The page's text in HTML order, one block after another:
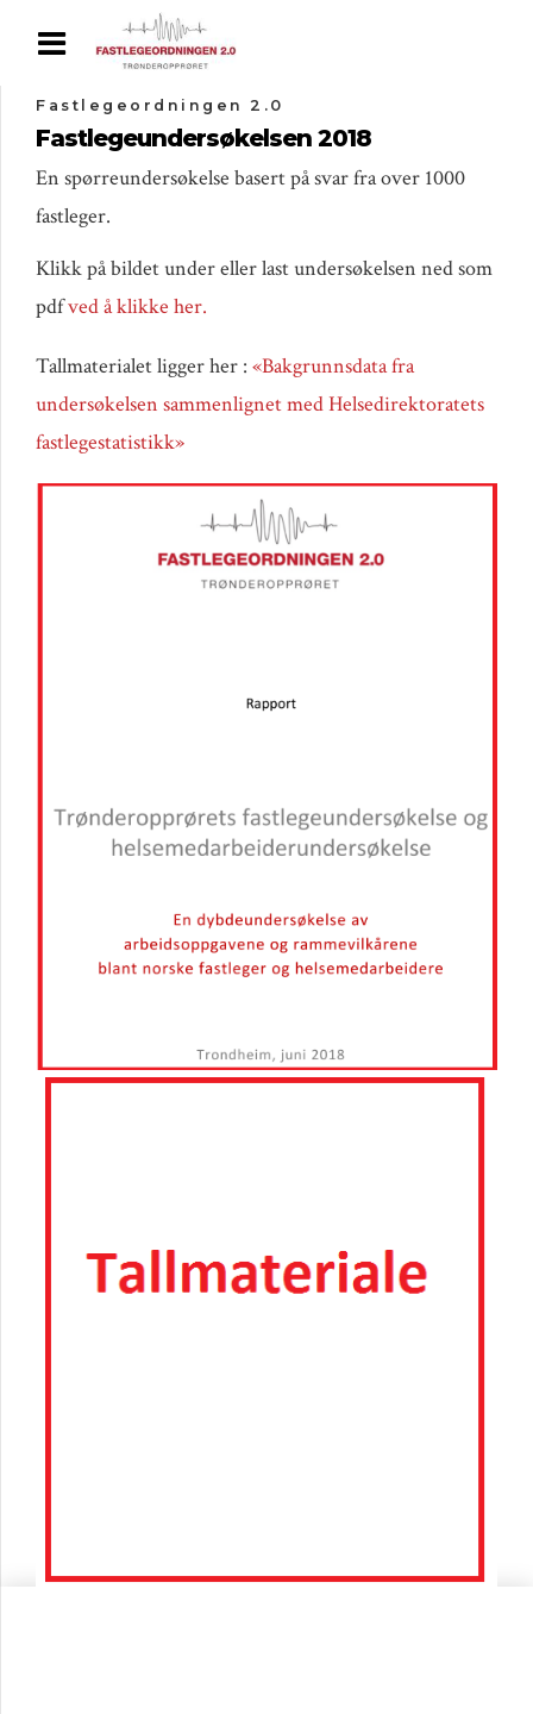
Fastlegeordningen 2.0
Fastlegeundersøkelsen 2018
En spørreundersøkelse basert på svar fra over 1000
fastleger.
Klikk på bildet under eller last undersøkelsen ned som
pdfved å klikke her.
Tallmaterialet ligger her : «Bakgrunnsdata fra
undersøkelsen sammenlignet med Helsedirektoratets
fastlegestatistikk»